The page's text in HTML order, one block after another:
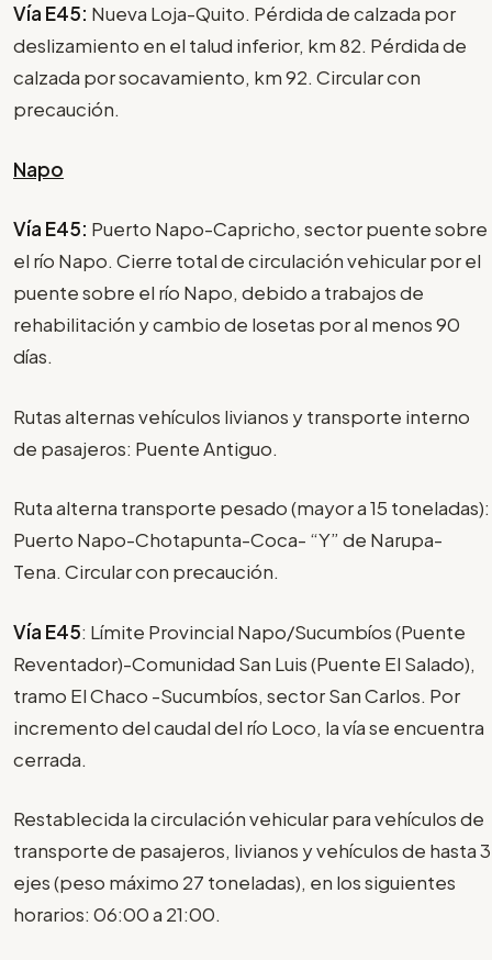
Vía E45: Nueva Loja-Quito. Pérdida de calzada por
deslizamiento en el talud inferior, km 82. Pérdida de
calzada por socavamiento, km 92. Circular con
precaución.
Napo
Vía E45: Puerto Napo-Capricho, sector puente sobre
el río Napo. Cierre total de circulación vehicular por el
puente sobre el río Napo, debido a trabajos de
rehabilitación y cambio de losetas por al menos 90
días.
Rutas alternas vehículos livianos y transporte interno
de pasajeros: Puente Antiguo.
Ruta alterna transporte pesado (mayor a 15 toneladas):
Puerto Napo-Chotapunta-Coca- “Y” de Narupa-
Tena. Circular con precaución.
Vía E45: Límite Provincial Napo/Sucumbíos (Puente
Reventador)-Comunidad San Luis (Puente El Salado),
tramo El Chaco -Sucumbíos, sector San Carlos. Por
incremento del caudal del río Loco, la vía se encuentra
cerrada.
Restablecida la circulación vehicular para vehículos de
transporte de pasajeros, livianos y vehículos de hasta 3
ejes (peso máximo 27 toneladas), en los siguientes
horarios: 06:00 a 21:00.